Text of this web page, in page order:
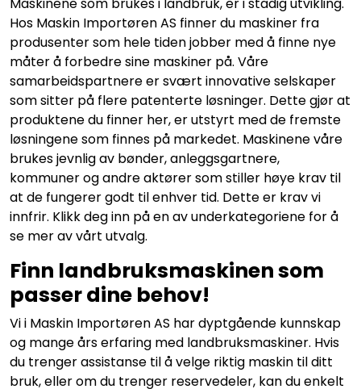
Hos Maskin Importøren AS finner du maskiner fra
produsenter som hele tiden jobber med å finne nye
måter å forbedre sine maskiner på. Våre
samarbeidspartnere er svært innovative selskaper
som sitter på flere patenterte løsninger. Dette gjør at
produktene du finner her, er utstyrt med de fremste
løsningene som finnes på markedet. Maskinene våre
brukes jevnlig av bønder, anleggsgartnere,
kommuner og andre aktører som stiller høye krav til
at de fungerer godt til enhver tid. Dette er krav vi
innfrir. Klikk deg inn på en av underkategoriene for å
se mer av vårt utvalg.
Finn landbruksmaskinen som
passer dine behov!
Vi i Maskin Importøren AS har dyptgående kunnskap
og mange års erfaring med landbruksmaskiner. Hvis
du trenger assistanse til å velge riktig maskin til ditt
bruk, eller om du trenger reservedeler, kan du enkelt